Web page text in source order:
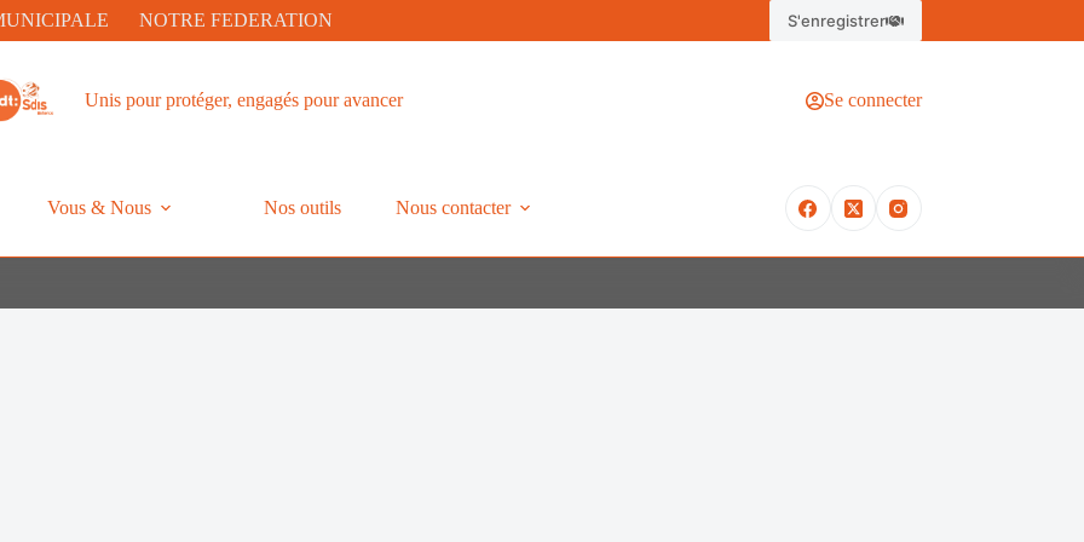
NOTRE FEDERATION S'enregistrer
Unis pour protéger, engagés pour avancer Se connecter
Vous & Nous Nos outils Nous contacter